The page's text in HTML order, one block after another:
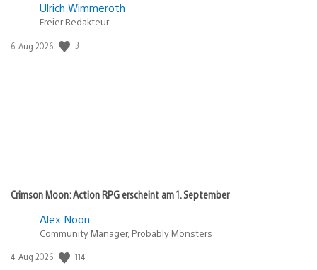
Ulrich Wimmeroth
Freier Redakteur
Veröffentlichungsdatum:
6. Aug 2026 3
Crimson Moon: Action RPG erscheint am 1. September
Alex Noon
Community Manager, Probably Monsters
Veröffentlichungsdatum:
4. Aug 2026 114